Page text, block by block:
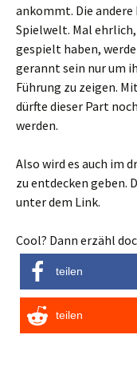
ankommt. Die andere
Spielwelt. Mal
gespielt haben,
gerannt sein nur um
Führung zu zeigen.
dürfte dieser Part
werden.
Also wird es auch im
zu entdecken
unter dem Link.
Cool? Dann erzähl
teilen
teilen